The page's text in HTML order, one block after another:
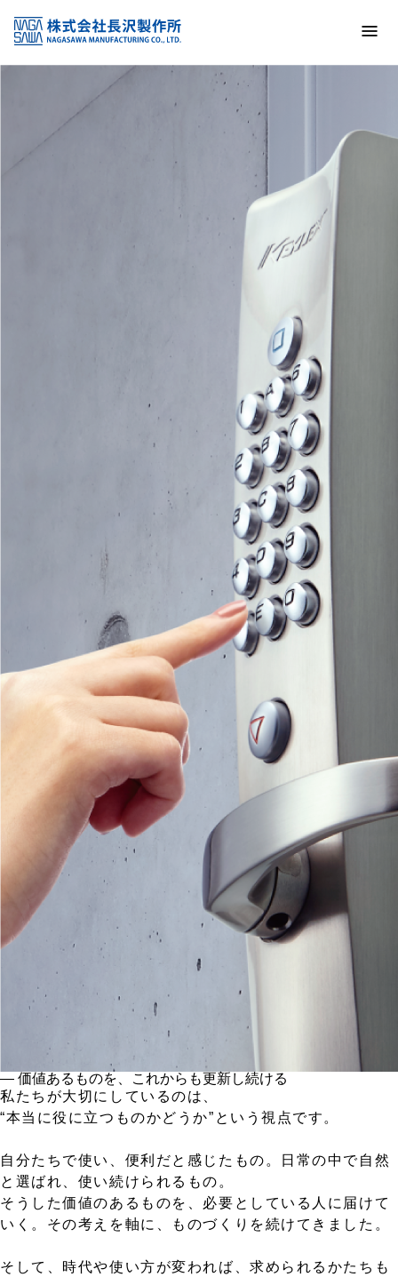
NAGASAWA MFG. CO., LTD.
信頼と技術で未来の安全を支える
― 価値あるものを、これからも更新し続ける
私たちが大切にしているのは、
“本当に役に立つものかどうか”という視点です。
自分たちで使い、便利だと感じたもの。日常の中で自然
と選ばれ、使い続けられるもの。
そうした価値のあるものを、必要としている人に届けて
いく。その考えを軸に、ものづくりを続けてきました。
そして、時代や使い方が変われば、求められるかたちも